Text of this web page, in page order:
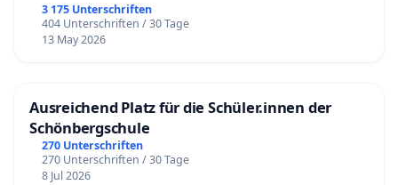
3 175 Unterschriften
404 Unterschriften / 30 Tage
13 May 2026
Ausreichend Platz für die Schüler.innen der
Schönbergschule
270 Unterschriften
270 Unterschriften / 30 Tage
8 Jul 2026